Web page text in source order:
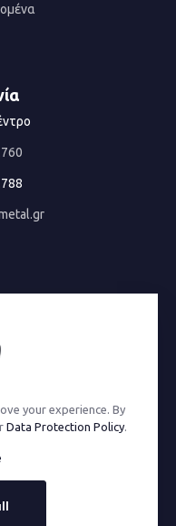
your experience. By
Data Protection Policy.